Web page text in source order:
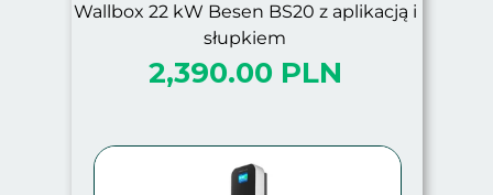
Wallbox 22 kW Besen BS20 z aplikacją i
słupkiem
2,390.00 PLN